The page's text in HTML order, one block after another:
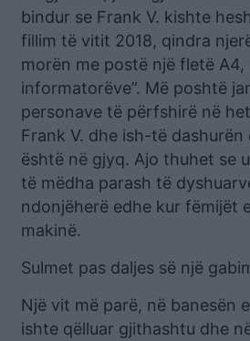
bindur se Frank V. kishte
fillim të vitit 2018, qindra
morën me postë një fletë A4,
informatorëve”. Më poshtë
personave të përfshirë në
Frank V. dhe ish-të dashurën
është në gjyq. Ajo thuhet se
të mëdha parash të
ndonjëherë edhe kur fëmijët
makinë.
Sulmet pas daljes së një
Një vit më parë, në banesën
ishte qëlluar gjithashtu dhe